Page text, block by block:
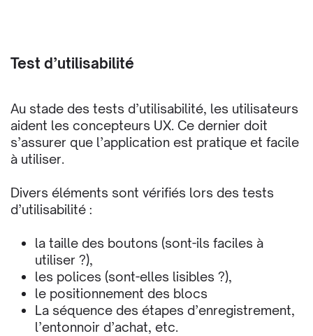
Test d’utilisabilité
Au stade des tests d’utilisabilité, les utilisateurs
aident les concepteurs UX. Ce dernier doit
s’assurer que l’application est pratique et facile
à utiliser.
Divers éléments sont vérifiés lors des tests
d’utilisabilité :
la taille des boutons (sont-ils faciles à
utiliser ?),
les polices (sont-elles lisibles ?),
le positionnement des blocs
La séquence des étapes d’enregistrement,
l’entonnoir d’achat, etc.